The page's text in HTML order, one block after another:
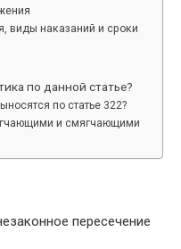
виды наказаний и сроки
по данной статье?
по статье 322?
и смягчающими
пересечение